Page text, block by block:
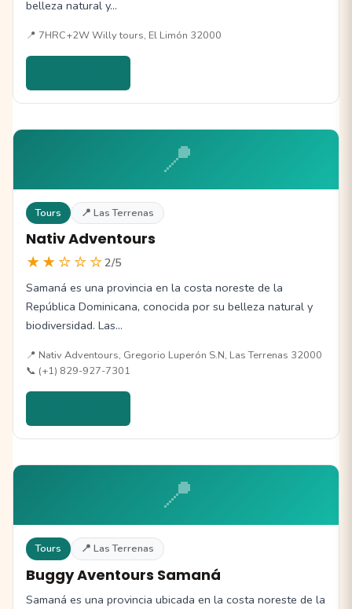
belleza natural y…
📍 7HRC+2W Willy tours, El Limón 32000
📍
Tours 📍 Las Terrenas
Nativ Adventours
★★☆☆☆2/5
Samaná es una provincia en la costa noreste de la
República Dominicana, conocida por su belleza natural y
biodiversidad. Las…
📍 Nativ Adventours, Gregorio Luperón S.N, Las Terrenas 32000
📞 (+1) 829-927-7301
📍
Tours 📍 Las Terrenas
Buggy Aventours Samaná
Samaná es una provincia ubicada en la costa noreste de la